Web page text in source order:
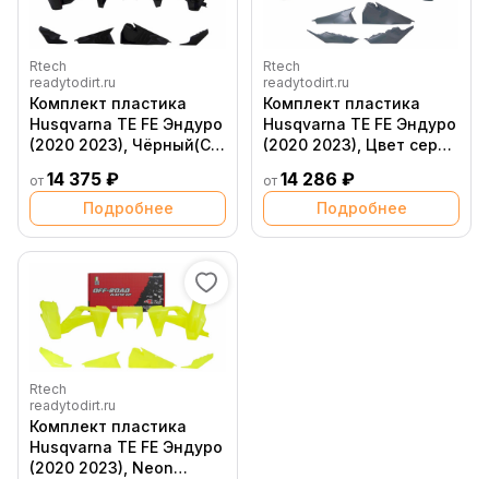
Rtech
readytodirt.ru
Комплект пластика
Husqvarna TE FE Эндуро
(2020 2023), Чёрный(С
от 14 375 ₽
Подробнее
Rtech
readytodirt.ru
Комплект пластика
Husqvarna TE FE Эндуро
(2020 2023), Цвет серый
от 14 286 ₽
Подробнее
Rtech
readytodirt.ru
Комплект пластика
Husqvarna TE FE Эндуро
(2020 2023), Neon